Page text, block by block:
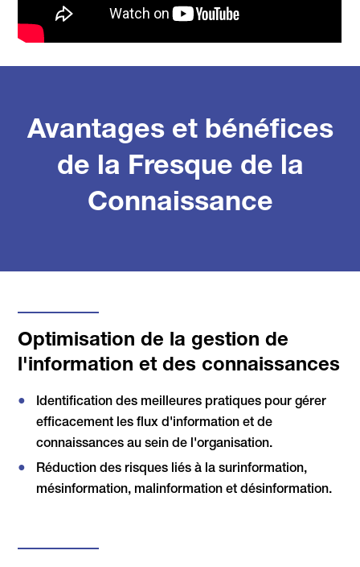
Avantages et bénéfices
de la Fresque de la
Connaissance
Optimisation de la gestion de
l'information et des connaissances
Identification des meilleures pratiques pour gérer
efficacement les flux d'information et de
connaissances au sein de l'organisation.
Réduction des risques liés à la surinformation,
mésinformation, malinformation et désinformation.